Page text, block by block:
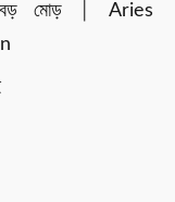
বড় মোড় │ Aries